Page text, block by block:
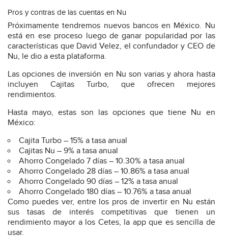
Pros y contras de las cuentas en Nu
Próximamente tendremos nuevos bancos en México. Nu
está en ese proceso luego de ganar popularidad por las
características que David Velez, el confundador y CEO de
Nu, le dio a esta plataforma.
Las opciones de inversión en Nu son varias y ahora hasta
incluyen Cajitas Turbo, que ofrecen mejores
rendimientos.
Hasta mayo, estas son las opciones que tiene Nu en
México:
Cajita Turbo – 15% a tasa anual
Cajitas Nu – 9% a tasa anual
Ahorro Congelado 7 días – 10.30% a tasa anual
Ahorro Congelado 28 días – 10.86% a tasa anual
Ahorro Congelado 90 días – 12% a tasa anual
Ahorro Congelado 180 días – 10.76% a tasa anual
Como puedes ver, entre los pros de invertir en Nu están
sus tasas de interés competitivas que tienen un
rendimiento mayor a los Cetes, la app que es sencilla de
usar.